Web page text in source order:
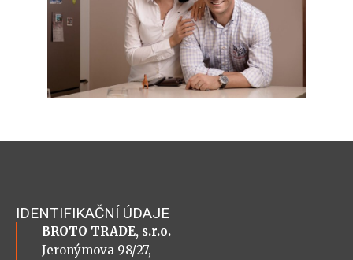
IDENTIFIKAČNÍ ÚDAJE
BROTO TRADE, s.r.o.
Jeronýmova 98/27,